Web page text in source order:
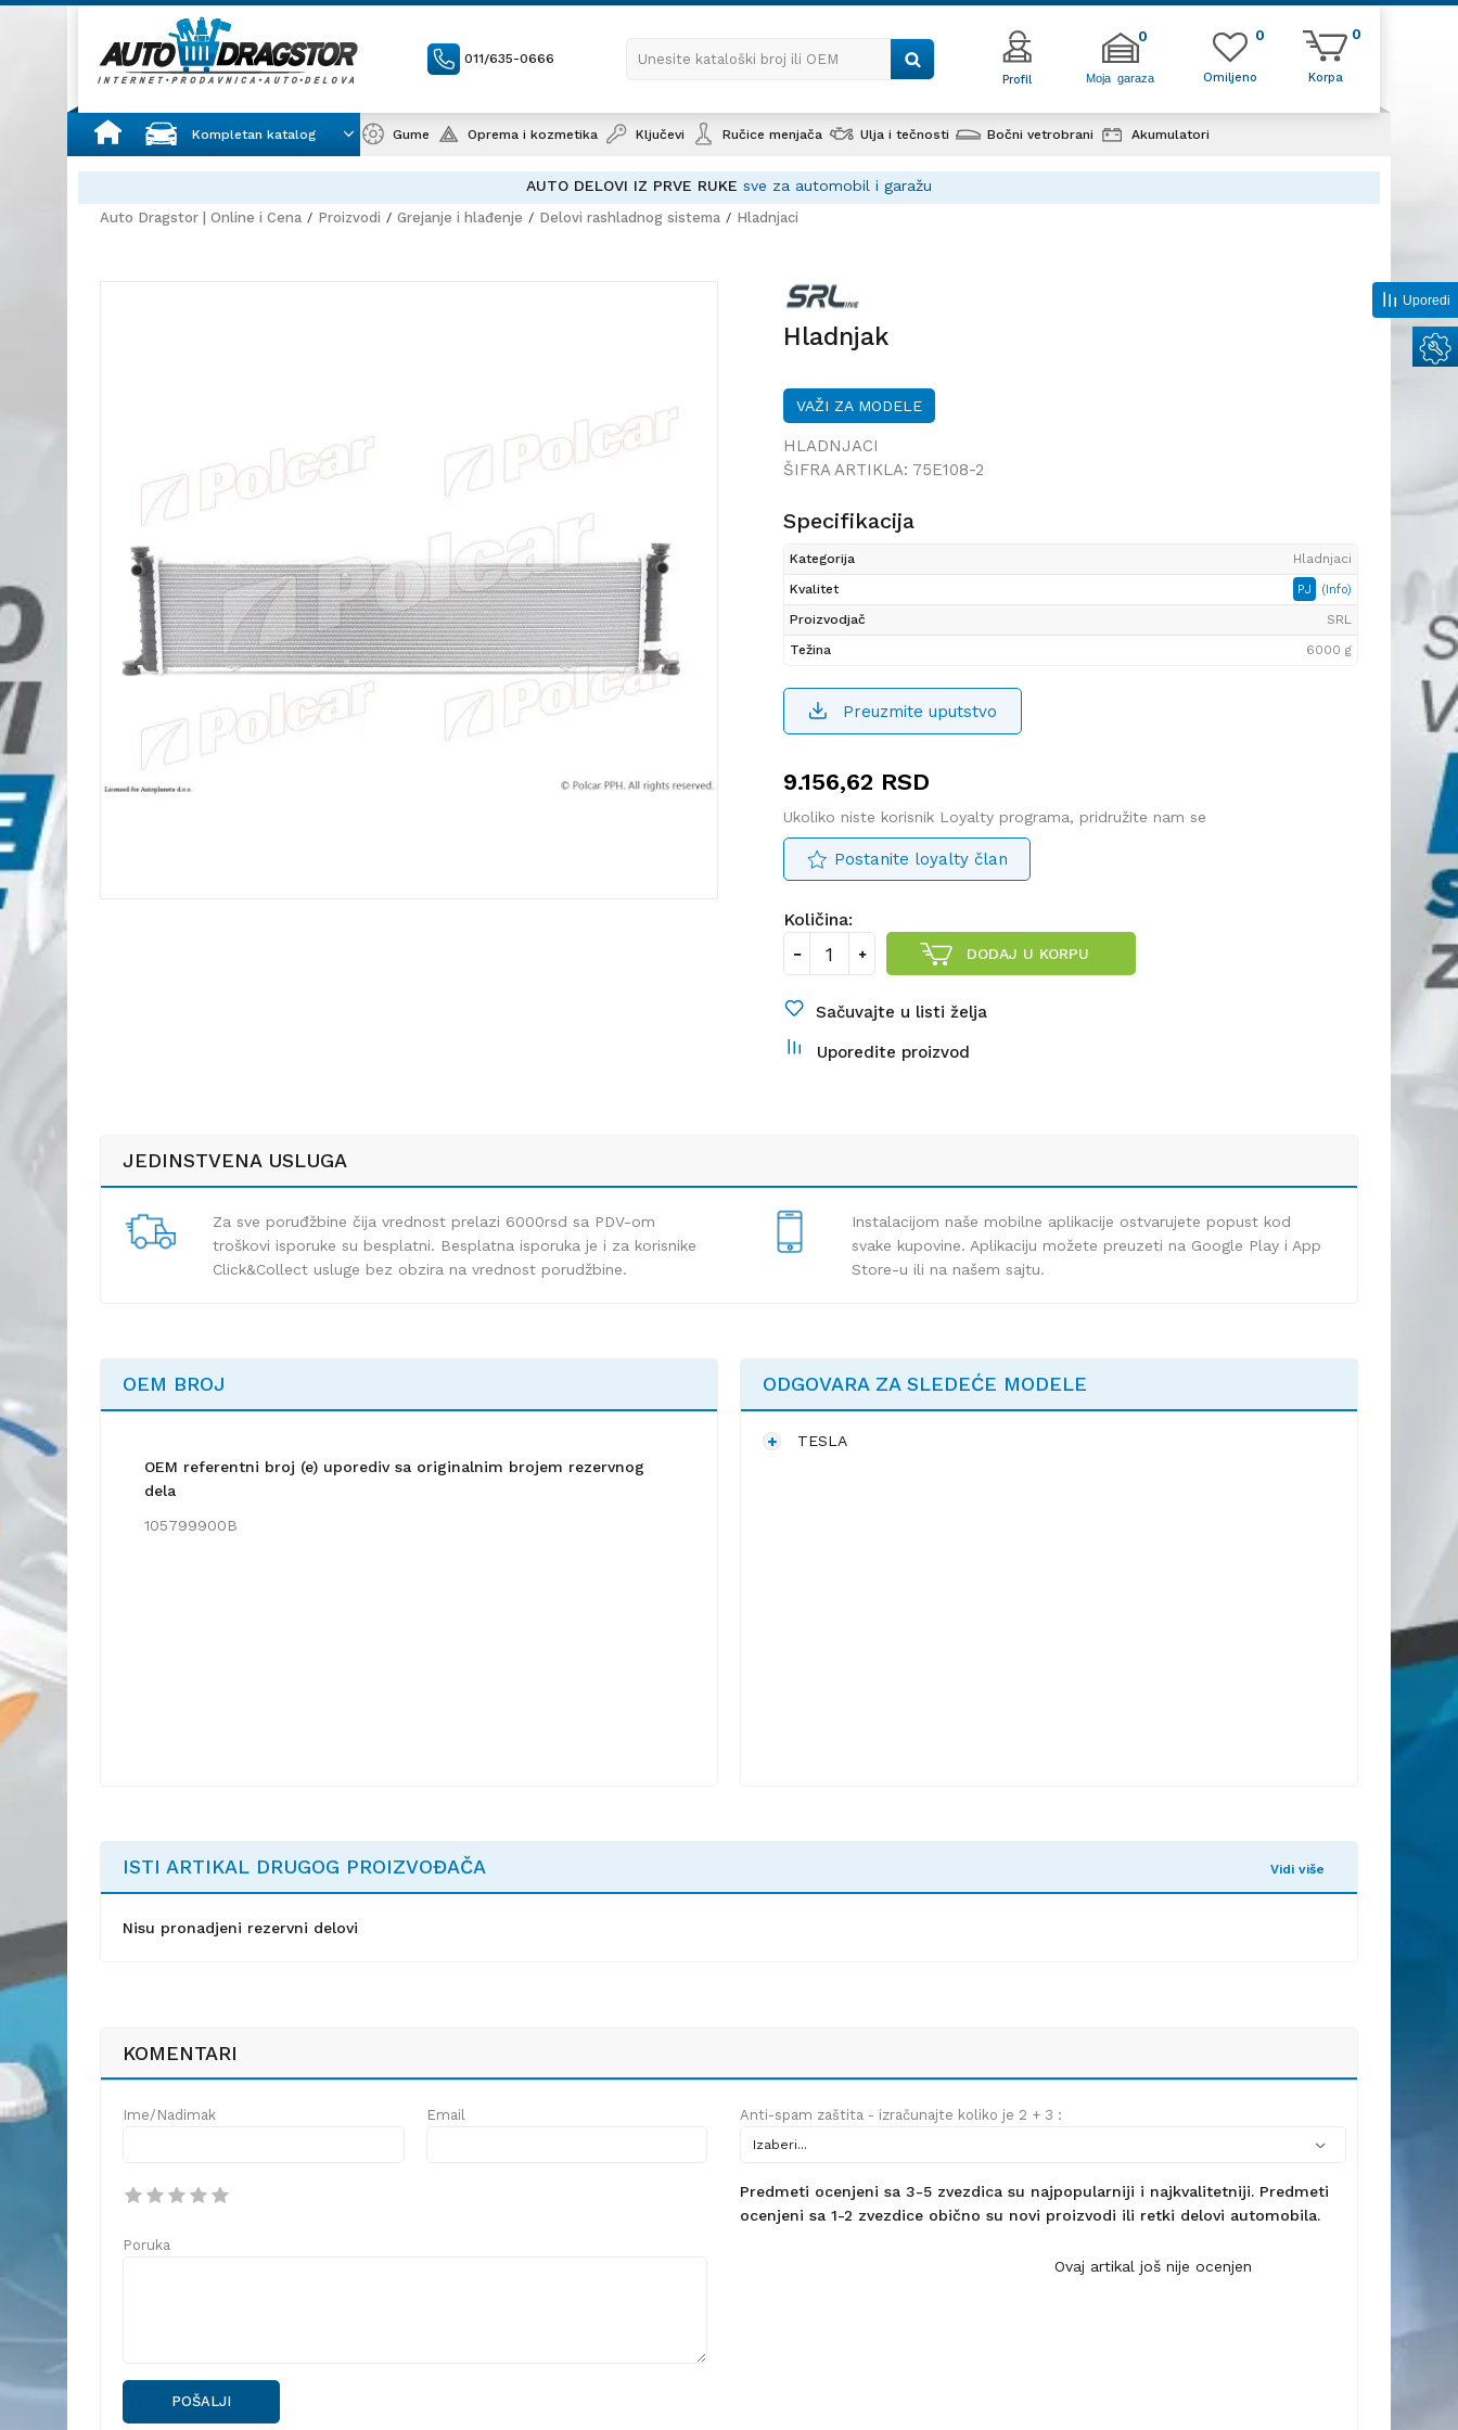
011/635-0666 Unesite kataloški broj ili OEM
Profil Moja garaza
0
Korpa
0
Omiljeno
0
Kompletan katalog Gume Oprema i kozmetika Ključevi Ručice menjača Ulja i tečnosti Bočni vetrobrani Akumulatori
AUTO DELOVI IZ PRVE RUKE sve za automobil i garažu
Auto Dragstor | Online i Cena Proizvodi Grejanje i hlađenje Delovi rashladnog sistema Hladnjaci
Hladnjak
VAŽI ZA MODELE
HLADNJACI
ŠIFRA ARTIKLA: 75E108-2
Specifikacija
Kategorija
Hladnjaci
Kvalitet
PJ (Info)
Proizvodjač
SRL
Težina
6000 g
Preuzmite uputstvo
9.156,62 RSD
Ukoliko niste korisnik Loyalty programa, pridružite nam se
Postanite loyalty član
Količina:
DODAJ U KORPU
Sačuvajte u listi želja
Uporedite proizvod
JEDINSTVENA USLUGA
Za sve poruđžbine čija vrednost prelazi 6000rsd sa PDV-om
troškovi isporuke su besplatni. Besplatna isporuka je i za korisnike
Click&Collect usluge bez obzira na vrednost porudžbine.
Instalacijom naše mobilne aplikacije ostvarujete popust kod
svake kupovine. Aplikaciju možete preuzeti na Google Play i App
Store-u ili na našem sajtu.
OEM BROJ
OEM referentni broj (e) uporediv sa originalnim brojem rezervnog
dela
105799900B
ODGOVARA ZA SLEDEĆE MODELE
TESLA
ISTI ARTIKAL DRUGOG PROIZVOĐAČA Vidi više
Nisu pronadjeni rezervni delovi
KOMENTARI
Ime/Nadimak Email
Poruka
POŠALJI
Anti-spam zaštita - izračunajte koliko je 2 + 3 :
Predmeti ocenjeni sa 3-5 zvezdica su najpopularniji i najkvalitetniji. Predmeti
ocenjeni sa 1-2 zvezdice obično su novi proizvodi ili retki delovi automobila.
Ovaj artikal još nije ocenjen
Uporedi